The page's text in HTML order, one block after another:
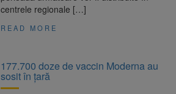
centrele regionale […]
READ MORE
177.700 doze de vaccin Moderna au
sosit în țară